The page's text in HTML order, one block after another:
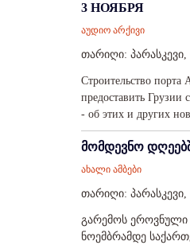
3 НОЯБРЯ
აუდიო არქივი
თარიღი: პარასკევი,
Строительство
предоставить Грузии
- об этих и других
მომდევნო
ახალი ამბები
თარიღი: პარასკევი,
გარემოს
ნოემბრამდე